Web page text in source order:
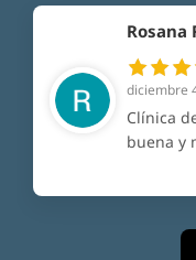
Rosana
diciembre
Clínica
buena y